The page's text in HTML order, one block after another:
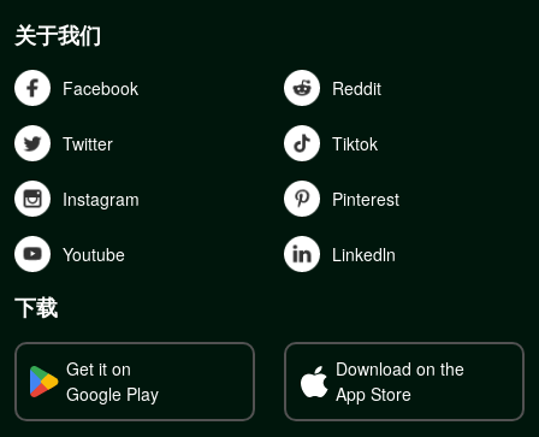
关于我们
Facebook Reddit
Twitter Tiktok
Instagram Pinterest
Youtube Linkedln
下载
Get it on
Google Play
Download on the
App Store